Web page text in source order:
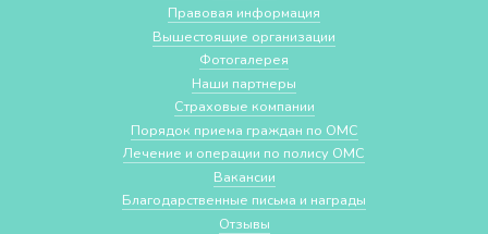
Правовая информация
Вышестоящие организации
Фотогалерея
Наши партнеры
Страховые компании
Порядок приема граждан по ОМС
Лечение и операции по полису ОМС
Вакансии
Благодарственные письма и награды
Отзывы